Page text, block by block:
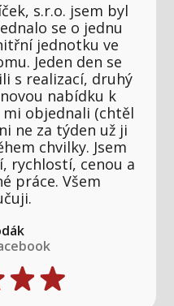
s.r.o. jsem byl
se o jednu
jednotku ve
Jeden den se
s realizací, druhý
nabídku k
objednali (chtěl
ne za týden už ji
chvilky. Jsem
rychlostí, cenou a
práce. Všem